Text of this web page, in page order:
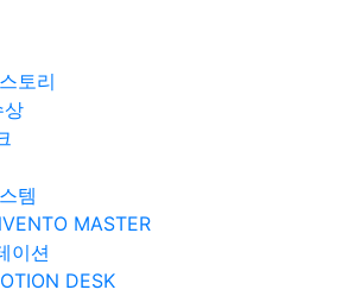
토리
상
템
MASTER
이션
DESK